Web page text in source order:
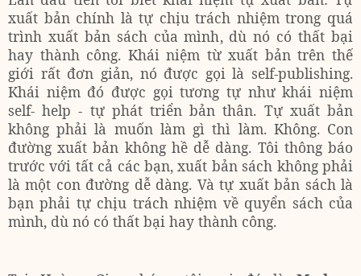
xuất bản chính là tự chịu trách nhiệm trong quá
trình xuất bản sách của mình, dù nó có thất bại
hay thành công. Khái niệm từ xuất bản trên thế
giới rất đơn giản, nó được gọi là self-publishing.
Khái niệm đó được gọi tương tự như khái niệm
self- help - tự phát triển bản thân. Tự xuất bản
không phải là muốn làm gì thì làm. Không. Con
đường xuất bản không hề dễ dàng. Tôi thông báo
trước với tất cả các bạn, xuất bản sách không phải
là một con đường dễ dàng. Và tự xuất bản sách là
bạn phải tự chịu trách nhiệm về quyển sách của
mình, dù nó có thất bại hay thành công.